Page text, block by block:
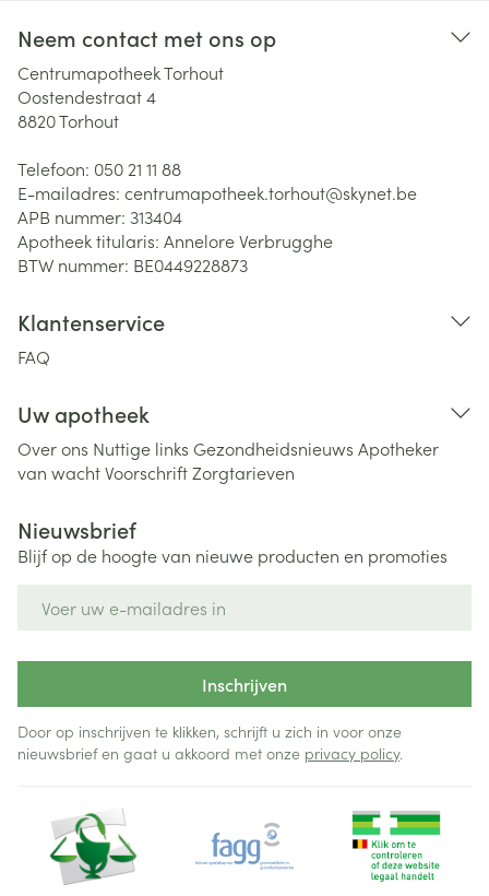
Neem contact met ons op
Centrumapotheek Torhout
Oostendestraat 4
8820Torhout
Telefoon: 050 21 11 88
E-mailadres: centrumapotheek.torhout@skynet.be
APB nummer: 313404
Apotheek titularis: Annelore Verbrugghe
BTW nummer: BE0449228873
Klantenservice
FAQ
Uw apotheek
Over ons Nuttige links Gezondheidsnieuws Apotheker
van wachtVoorschriftZorgtarieven
Nieuwsbrief
Blijf op de hoogte van nieuwe producten en promoties
Inschrijven
Door op inschrijven te klikken, schrijft u zich in voor onze
nieuwsbrief en gaat u akkoord met onze privacy policy.